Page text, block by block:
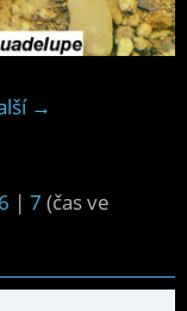
→
6 | 7 (čas ve